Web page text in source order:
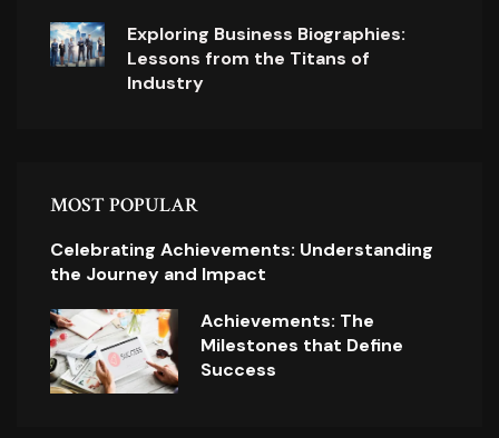
Exploring Business Biographies:
Lessons from the Titans of
Industry
MOST POPULAR
Celebrating Achievements: Understanding
the Journey and Impact
Achievements: The
Milestones that Define
Success